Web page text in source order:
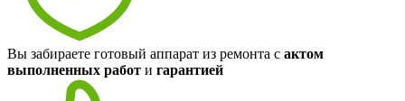
Вы забираете готовый аппарат из ремонта с актом
выполненных работ и гарантией